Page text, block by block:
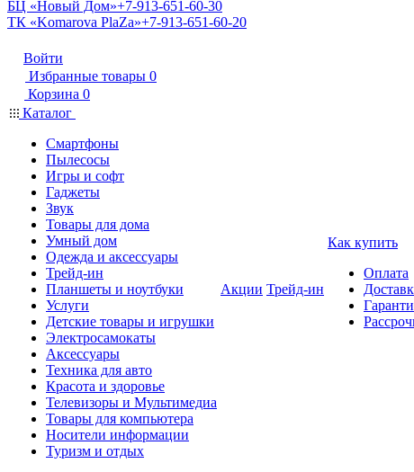
БЦ «Новый Дом»+7-913-651-60-30
ТК «Komarova PlaZa»+7-913-651-60-20
Войти
Избранные товары 0
Корзина 0
Каталог
Смартфоны
Пылесосы
Игры и софт
Гаджеты
Звук
Товары для дома
Умный дом
Одежда и аксессуары
Трейд-ин
Планшеты и ноутбуки
Услуги
Детские товары и игрушки
Электросамокаты
Аксессуары
Техника для авто
Красота и здоровье
Телевизоры и Мультимедиа
Товары для компьютера
Носители информации
Туризм и отдых
Акции Трейд-ин
Как купить
Оплата